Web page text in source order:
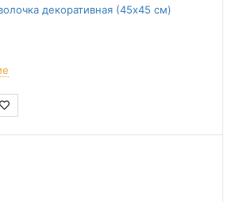
декоративная (45x45 см)